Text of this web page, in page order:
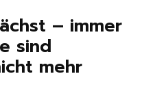
– immer
sind
mehr